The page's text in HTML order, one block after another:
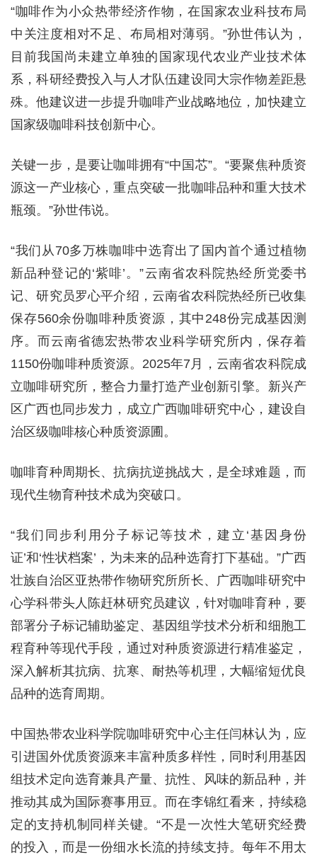
“咖啡作为小众热带经济作物，在国家农业科技布局
中关注度相对不足、布局相对薄弱。”孙世伟认为，
目前我国尚未建立单独的国家现代农业产业技术体
系，科研经费投入与人才队伍建设同大宗作物差距悬
殊。他建议进一步提升咖啡产业战略地位，加快建立
国家级咖啡科技创新中心。
关键一步，是要让咖啡拥有“中国芯”。“要聚焦种质资
源这一产业核心，重点突破一批咖啡品种和重大技术
瓶颈。”孙世伟说。
“我们从70多万株咖啡中选育出了国内首个通过植物
新品种登记的‘紫啡’。”云南省农科院热经所党委书
记、研究员罗心平介绍，云南省农科院热经所已收集
保存560余份咖啡种质资源，其中248份完成基因测
序。而云南省德宏热带农业科学研究所内，保存着
1150份咖啡种质资源。2025年7月，云南省农科院成
立咖啡研究所，整合力量打造产业创新引擎。新兴产
区广西也同步发力，成立广西咖啡研究中心，建设自
治区级咖啡核心种质资源圃。
咖啡育种周期长、抗病抗逆挑战大，是全球难题，而
现代生物育种技术成为突破口。
“我们同步利用分子标记等技术，建立‘基因身份
证’和‘性状档案’，为未来的品种选育打下基础。”广西
壮族自治区亚热带作物研究所所长、广西咖啡研究中
心学科带头人陈赶林研究员建议，针对咖啡育种，要
部署分子标记辅助鉴定、基因组学技术分析和细胞工
程育种等现代手段，通过对种质资源进行精准鉴定，
深入解析其抗病、抗寒、耐热等机理，大幅缩短优良
品种的选育周期。
中国热带农业科学院咖啡研究中心主任闫林认为，应
引进国外优质资源来丰富种质多样性，同时利用基因
组技术定向选育兼具产量、抗性、风味的新品种，并
推动其成为国际赛事用豆。而在李锦红看来，持续稳
定的支持机制同样关键。“不是一次性大笔研究经费
的投入，而是一份细水长流的持续支持。每年不用太